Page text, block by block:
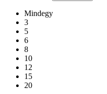
Mindegy
3
5
6
8
10
12
15
20